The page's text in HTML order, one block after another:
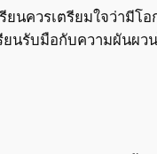
ยนควรเตรียมใจว่ามี
ยนรับมือกับความผันผว